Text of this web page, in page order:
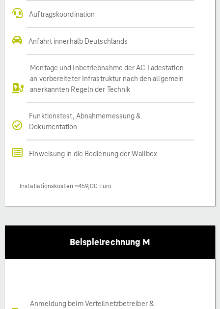
Auftragskoordination
Anfahrt innerhalb Deutschlands
Montage und Inbetriebnahme der AC Ladestation
an vorbereiteter Infrastruktur nach den allgemein
anerkannten Regeln der Technik
Funktionstest, Abnahmemessung &
Dokumentation
Einweisung in die Bedienung der Wallbox
Installationskosten ~459,00 Euro
Beispielrechnung M
Anmeldung beim Verteilnetzbetreiber &